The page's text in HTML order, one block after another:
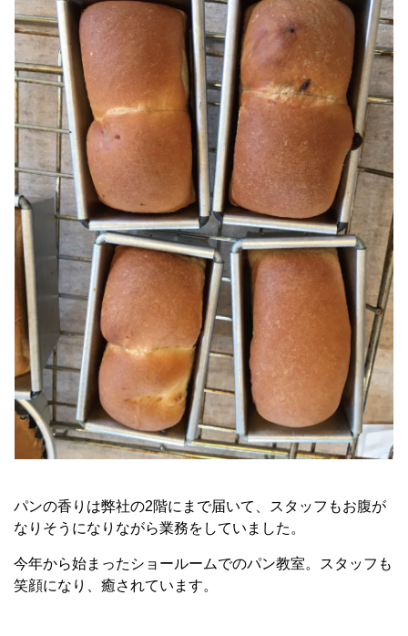
パンの香りは弊社の2階にまで届いて、スタッフもお腹が
なりそうになりながら業務をしていました。
今年から始まったショールームでのパン教室。スタッフも
笑顔になり、癒されています。